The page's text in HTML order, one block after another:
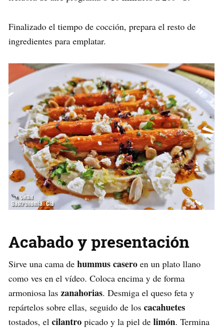
Finalizado el tiempo de cocción, prepara el resto de
ingredientes para emplatar.
Acabado y presentación
Sirve una cama de hummus casero en un plato llano
como ves en el vídeo. Coloca encima y de forma
armoniosa las zanahorias. Desmiga el queso feta y
repártelos sobre ellas, seguido de los cacahuetes
tostados, el cilantro picado y la piel de limón. Termina